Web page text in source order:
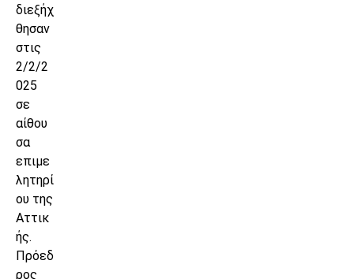
διεξήχ
θησαν
στις
2/2/2
025
σε
αίθου
σα
επιμε
λητηρί
ου της
Αττικ
ής.
Πρόεδ
ρος